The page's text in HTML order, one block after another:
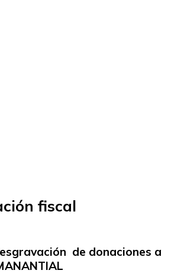
fiscal
de donaciones a